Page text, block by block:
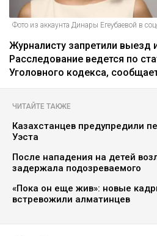
Фото из аккаунта Динары Егеубаевой в
Журналисту запретили выезд
Расследование ведется по
Уголовного кодекса,
ЧИТАЙТЕ ТАКЖЕ
Казахстанцев предупредили
Уэста
После нападения на детей
задержала подозреваемого
«Пока он еще жив»: новые
встревожили алматинцев